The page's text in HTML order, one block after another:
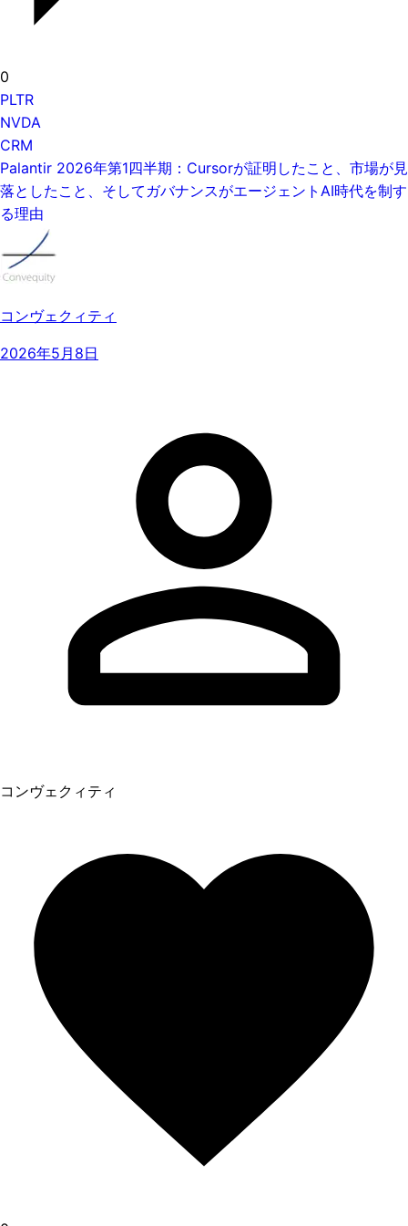
0
PLTR
NVDA
CRM
Palantir 2026年第1四半期：Cursorが証明したこと、市場が見
落としたこと、そしてガバナンスがエージェントAI時代を制す
る理由
コンヴェクィティ
2026年5月8日
コンヴェクィティ